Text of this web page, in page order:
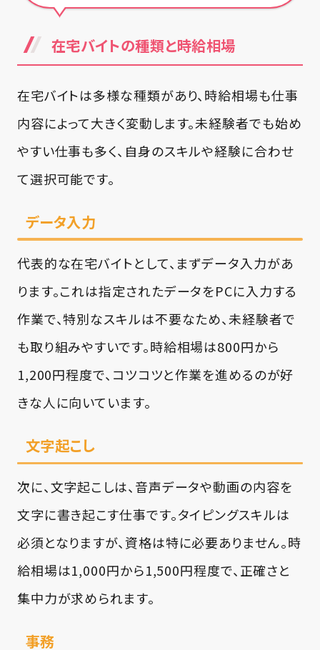
在宅バイトの種類と時給相場
在宅バイトは多様な種類があり、時給相場も仕事
内容によって大きく変動します。未経験者でも始め
やすい仕事も多く、自身のスキルや経験に合わせ
て選択可能です。
データ入力
代表的な在宅バイトとして、まずデータ入力があ
ります。これは指定されたデータをPCに入力する
作業で、特別なスキルは不要なため、未経験者で
も取り組みやすいです。時給相場は800円から
1,200円程度で、コツコツと作業を進めるのが好
きな人に向いています。
文字起こし
次に、文字起こしは、音声データや動画の内容を
文字に書き起こす仕事です。タイピングスキルは
必須となりますが、資格は特に必要ありません。時
給相場は1,000円から1,500円程度で、正確さと
集中力が求められます。
事務